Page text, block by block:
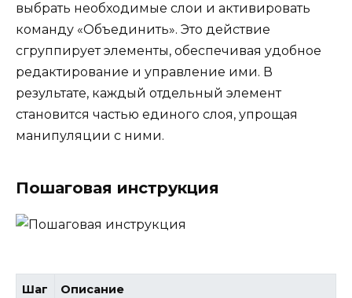
выбрать необходимые слои и активировать
команду «Объединить». Это действие
сгруппирует элементы, обеспечивая удобное
редактирование и управление ими. В
результате, каждый отдельный элемент
становится частью единого слоя, упрощая
манипуляции с ними.
Пошаговая инструкция
Шаг Описание